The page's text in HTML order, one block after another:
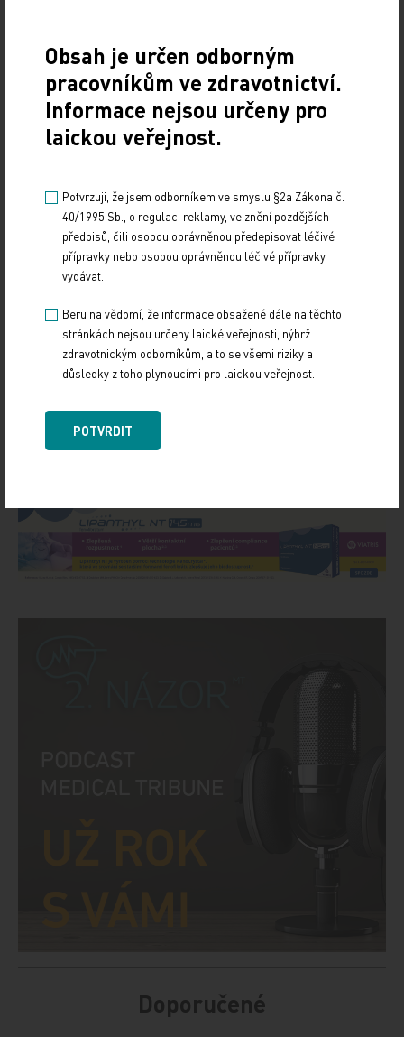
lhůta vyúčtování byla max. 120 dnů,
navýšení limitu minimálně o 5 procent, jako
referenční období použít i zde (nemůže‑li být
rok 2016) rok 2015.
Sdílejte článek
Doporučené
Obsah je určen odborným
pracovníkům ve zdravotnictví.
Informace nejsou určeny pro
laickou veřejnost.
Potvrzuji, že jsem odborníkem ve smyslu §2a Zákona č.
40/1995 Sb., o regulaci reklamy, ve znění pozdějších
předpisů, čili osobou oprávněnou předepisovat léčivé
přípravky nebo osobou oprávněnou léčivé přípravky
vydávat.
Beru na vědomí, že informace obsažené dále na těchto
stránkách nejsou určeny laické veřejnosti, nýbrž
zdravotnickým odborníkům, a to se všemi riziky a
důsledky z toho plynoucími pro laickou veřejnost.
POTVRDIT